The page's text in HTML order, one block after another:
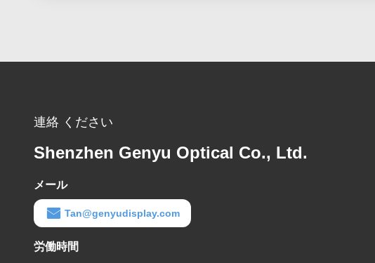
連絡 ください
Shenzhen Genyu Optical Co., Ltd.
メール
Tan@genyudisplay.com
労働時間